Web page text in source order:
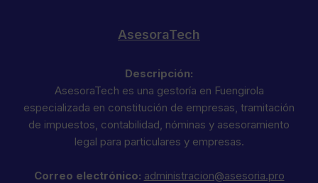
AsesoraTech
Descripción:
AsesoraTech es una gestoría en Fuengirola
especializada en constitución de empresas, tramitación
de impuestos, contabilidad, nóminas y asesoramiento
legal para particulares y empresas.
Correo electrónico: administracion@asesoria.pro